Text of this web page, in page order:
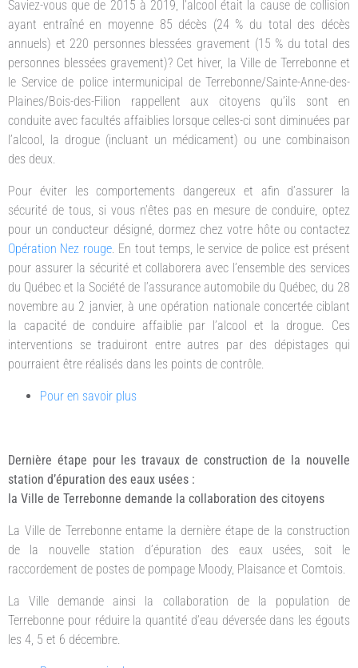
Saviez-vous que de 2015 à 2019, l’alcool était la cause de collision
ayant entraîné en moyenne 85 décès (24 % du total des décès
annuels) et 220 personnes blessées gravement (15 % du total des
personnes blessées gravement)? Cet hiver, la Ville de Terrebonne et
le Service de police intermunicipal de Terrebonne/Sainte-Anne-des-
Plaines/Bois-des-Filion rappellent aux citoyens qu’ils sont en
conduite avec facultés affaiblies lorsque celles-ci sont diminuées par
l’alcool, la drogue (incluant un médicament) ou une combinaison
des deux.
Pour éviter les comportements dangereux et afin d’assurer la
sécurité de tous, si vous n’êtes pas en mesure de conduire, optez
pour un conducteur désigné, dormez chez votre hôte ou contactez
Opération Nez rouge. En tout temps, le service de police est présent
pour assurer la sécurité et collaborera avec l’ensemble des services
du Québec et la Société de l’assurance automobile du Québec, du 28
novembre au 2 janvier, à une opération nationale concertée ciblant
la capacité de conduire affaiblie par l’alcool et la drogue. Ces
interventions se traduiront entre autres par des dépistages qui
pourraient être réalisés dans les points de contrôle.
Pour en savoir plus
Dernière étape pour les travaux de construction de la nouvelle
station d’épuration des eaux usées :
la Ville de Terrebonne demande la collaboration des citoyens
La Ville de Terrebonne entame la dernière étape de la construction
de la nouvelle station d’épuration des eaux usées, soit le
raccordement de postes de pompage Moody, Plaisance et Comtois.
La Ville demande ainsi la collaboration de la population de
Terrebonne pour réduire la quantité d’eau déversée dans les égouts
les 4, 5 et 6 décembre.